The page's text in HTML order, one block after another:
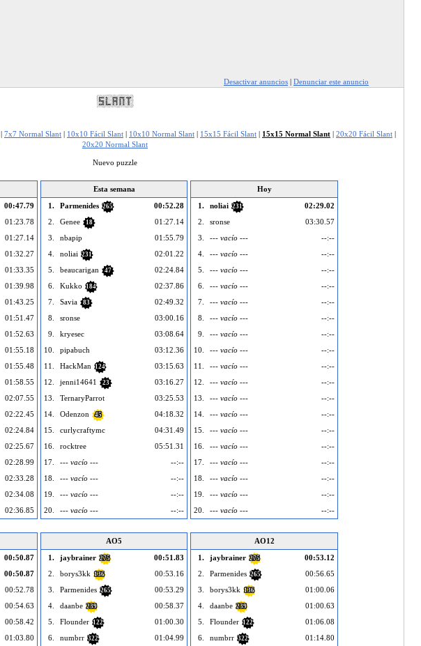
Desactivar anuncios | Denunciar este anuncio
| 7x7 Normal Slant | 10x10 Fácil Slant | 10x10 Normal Slant | 15x15 Fácil Slant | 15x15 Normal Slant | 20x20 Fácil Slant |
20x20 Normal Slant
Nuevo puzzle
00:47.79
01:23.78
01:27.14
01:32.27
01:33.35
01:39.98
01:43.25
01:51.47
01:52.63
01:55.18
01:55.48
01:58.55
02:07.55
02:22.45
02:24.84
02:25.67
02:28.99
02:33.28
02:34.08
02:36.85
Esta semana
1.
Parmenides 265
00:52.28
2.
Genee 18
01:27.14
3.
nbapip
01:55.79
4.
noliai 231
02:01.22
5.
beaucarigan 47
02:24.84
6.
Kukko 184
02:37.86
7.
Savia 83
02:49.32
8.
sronse
03:00.16
9.
kryesec
03:08.64
10.
pipabuch
03:12.36
11.
HackMan 124
03:15.63
12.
jenni14641 23
03:16.27
13.
TernaryParrot
03:25.53
14.
Odenzon 45
04:18.32
15.
curlycraftymc
04:31.49
16.
rocktree
05:51.31
17.
--- vacío ---
--:--
18.
--- vacío ---
--:--
19.
--- vacío ---
--:--
20.
--- vacío --- --:--
Hoy
1.
noliai 231
02:29.02
2.
sronse
03:30.57
3.
--- vacío ---
--:--
4.
--- vacío ---
--:--
5.
--- vacío ---
--:--
6.
--- vacío ---
--:--
7.
--- vacío ---
--:--
8.
--- vacío ---
--:--
9.
--- vacío ---
--:--
10.
--- vacío ---
--:--
11.
--- vacío ---
--:--
12.
--- vacío ---
--:--
13.
--- vacío ---
--:--
14.
--- vacío ---
--:--
15.
--- vacío ---
--:--
16.
--- vacío ---
--:--
17.
--- vacío ---
--:--
18.
--- vacío ---
--:--
19.
--- vacío ---
--:--
20.
--- vacío --- --:--
00:50.87
00:50.87
00:52.78
00:54.63
00:58.42
01:03.80
AO5
1.
jaybrainer 275
00:51.83
2.
borys3kk 136
00:53.16
3.
Parmenides 265
00:53.29
4.
daanbe 239
00:58.37
5.
Flounder 122
01:00.30
6.
numbrr 322
01:04.99
AO12
1.
jaybrainer 275
00:53.12
2.
Parmenides 265
00:56.65
3.
borys3kk 136
01:00.06
4.
daanbe 239
01:00.63
5.
Flounder 122
01:06.08
6.
numbrr 322
01:14.80